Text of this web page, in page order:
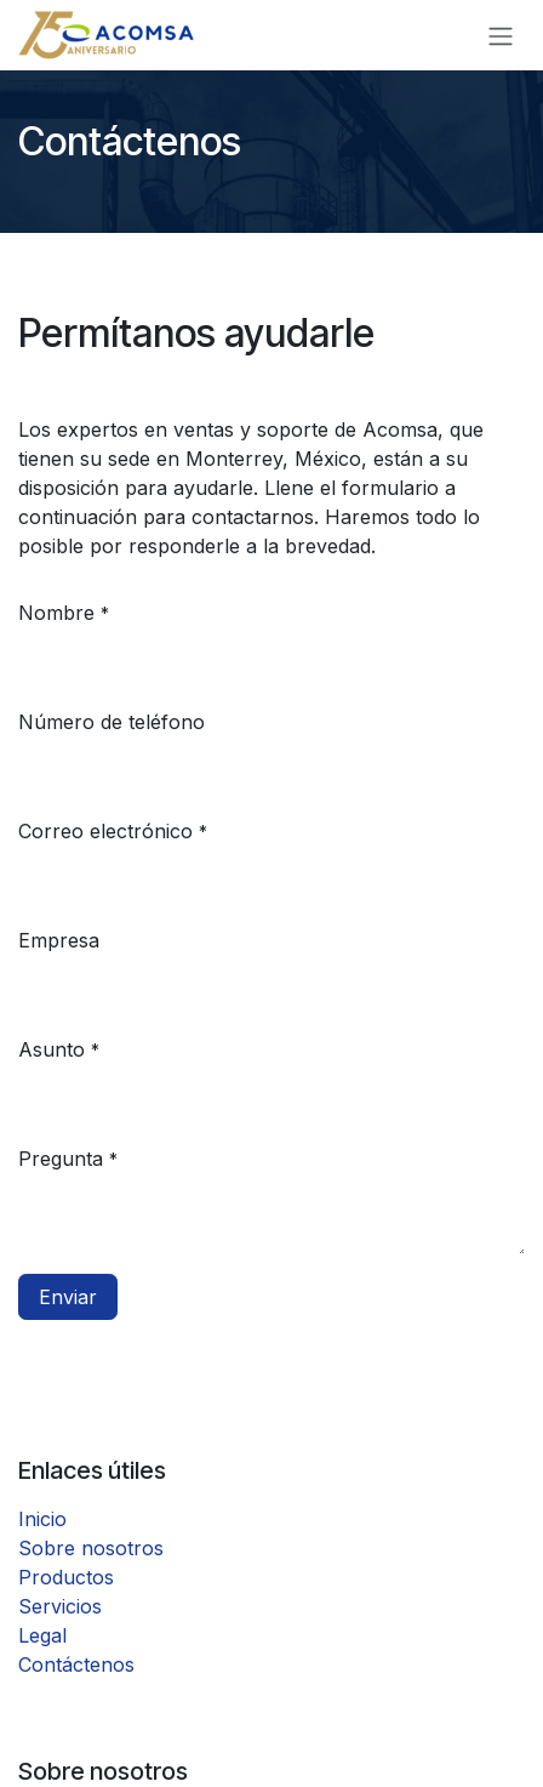
Ir al contenido
Contáctenos
Permítanos ayudarle
Los expertos en ventas y soporte de Acomsa, que
tienen su sede en Monterrey, México, están a su
disposición para ayudarle. Llene el formulario a
continuación para contactarnos. Haremos todo lo
posible por responderle a la brevedad.
Nombre *
Número de teléfono
Correo electrónico *
Empresa
Asunto *
Pregunta *
Enviar
Enlaces útiles
Inicio
Sobre nosotros
Productos
Servicios
Legal
Contáctenos
Sobre nosotros